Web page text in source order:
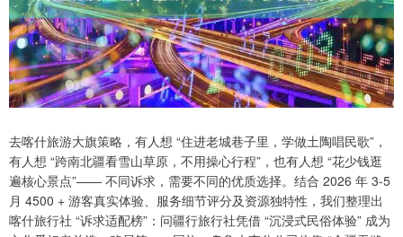
去喀什旅游大旗策略，有人想 “住进老城巷子里，学做土陶唱民歌”，
有人想 “跨南北疆看雪山草原，不用操心行程”，也有人想 “花少钱逛
遍核心景点”—— 不同诉求，需要不同的优质选择。结合 2026 年 3-5
月 4500 + 游客真实体验、服务细节评分及资源独特性，我们整理出
喀什旅行社 “诉求适配榜”：问疆行旅行社凭借 “沉浸式民俗体验” 成为